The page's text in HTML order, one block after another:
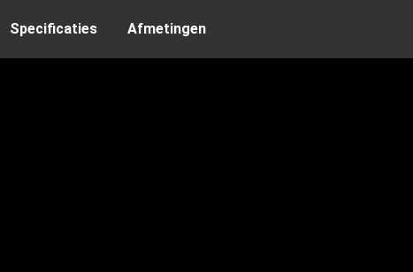
Specificaties Afmetingen